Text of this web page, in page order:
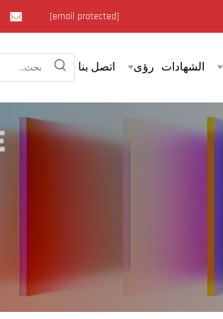
[email protected]
الشهادات رؤى اتصل بنا